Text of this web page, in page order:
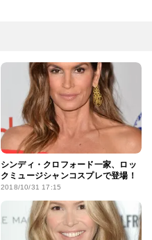
シンディ・クロフォード一家、ロッ
クミュージシャンコスプレで登場！
2018/10/31 17:15